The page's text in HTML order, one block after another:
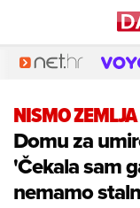
NISMO
Domu za
'Čekala sam
nemamo